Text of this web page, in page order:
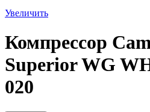
Увеличить
Компрессор
Superior WG
020